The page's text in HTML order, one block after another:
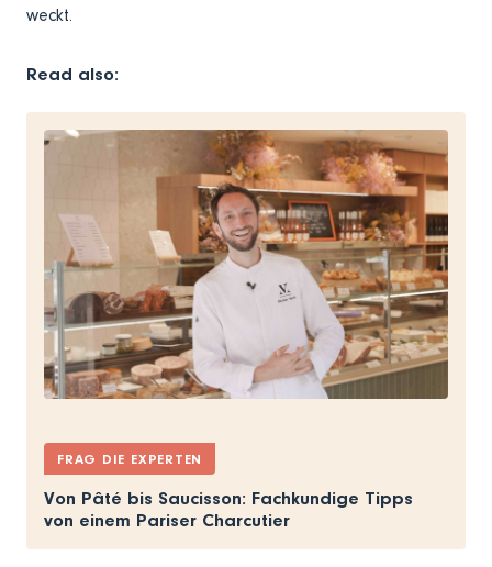
weckt.
Read also:
FRAG DIE EXPERTEN
Von Pâté bis Saucisson: Fachkundige Tipps
von einem Pariser Charcutier